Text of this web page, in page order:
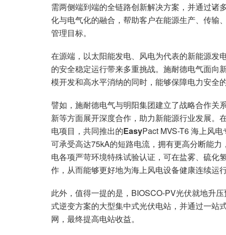
需两侧端到端的全链路创新解决方案，并通过诸
化与电气化的融合，帮助客户在能源生产、传输
管理目标。
在源端，以太阳能发电、风电为代表的新能源发
的安全稳定运行带来多重挑战。施耐德电气面向
模开发和高水平消纳的同时，能够保障电力安全的
譬如，施耐德电气与明阳集团建立了战略合作关
新等方面展开深度合作，助力新能源行业发展。
电项目，共同推出的EasyPact MVS-T6 海上风
可承受高达75kA的短路电流，拥有更高分断能
电各项严苛环境特殊试验认证，可在盐雾、硫化
作，从而能够更好地为海上风电设备健康连续运行
此外，值得一提的是，BIOSCO-PV光伏就地升
式逆变方案的大型集中式光伏电站，并通过一站
网，最终提高电站收益。